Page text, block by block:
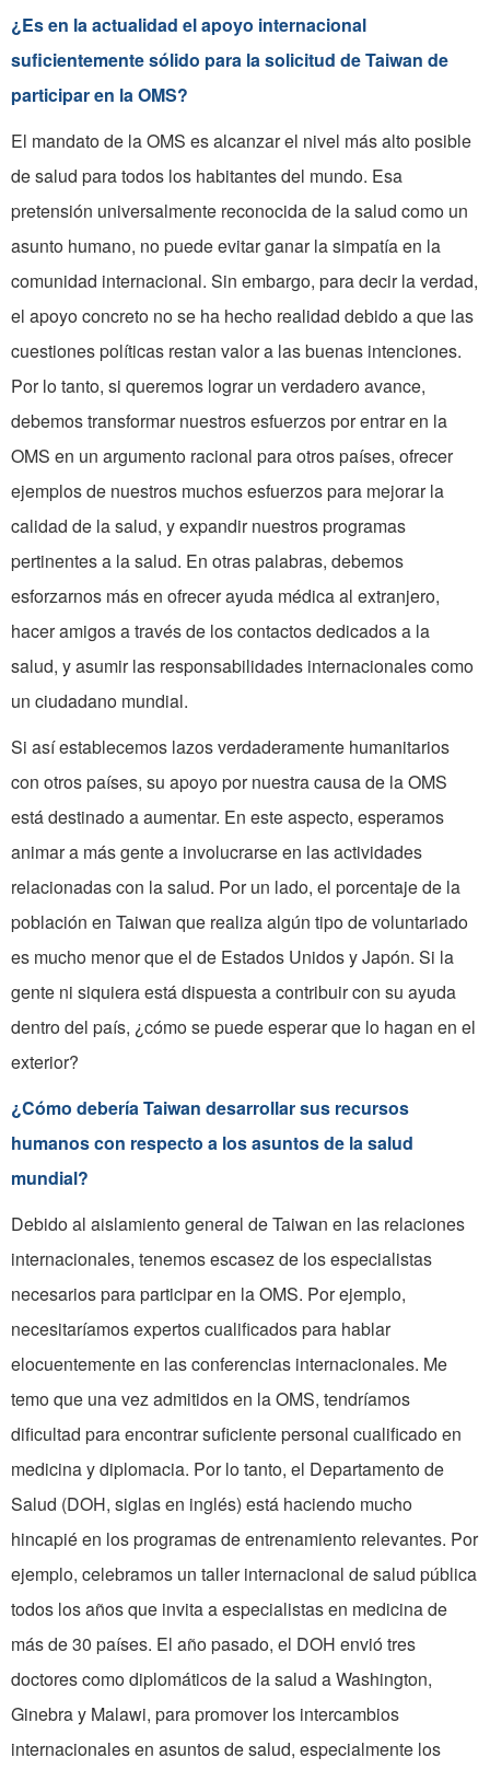
¿Es en la actualidad el apoyo internacional
suficientemente sólido para la solicitud de Taiwan de
participar en la OMS?
El mandato de la OMS es alcanzar el nivel más alto posible
de salud para todos los habitantes del mundo. Esa
pretensión universalmente reconocida de la salud como un
asunto humano, no puede evitar ganar la simpatía en la
comunidad internacional. Sin embargo, para decir la verdad,
el apoyo concreto no se ha hecho realidad debido a que las
cuestiones políticas restan valor a las buenas intenciones.
Por lo tanto, si queremos lograr un verdadero avance,
debemos transformar nuestros esfuerzos por entrar en la
OMS en un argumento racional para otros países, ofrecer
ejemplos de nuestros muchos esfuerzos para mejorar la
calidad de la salud, y expandir nuestros programas
pertinentes a la salud. En otras palabras, debemos
esforzarnos más en ofrecer ayuda médica al extranjero,
hacer amigos a través de los contactos dedicados a la
salud, y asumir las responsabilidades internacionales como
un ciudadano mundial.
Si así establecemos lazos verdaderamente humanitarios
con otros países, su apoyo por nuestra causa de la OMS
está destinado a aumentar. En este aspecto, esperamos
animar a más gente a involucrarse en las actividades
relacionadas con la salud. Por un lado, el porcentaje de la
población en Taiwan que realiza algún tipo de voluntariado
es mucho menor que el de Estados Unidos y Japón. Si la
gente ni siquiera está dispuesta a contribuir con su ayuda
dentro del país, ¿cómo se puede esperar que lo hagan en el
exterior?
¿Cómo debería Taiwan desarrollar sus recursos
humanos con respecto a los asuntos de la salud
mundial?
Debido al aislamiento general de Taiwan en las relaciones
internacionales, tenemos escasez de los especialistas
necesarios para participar en la OMS. Por ejemplo,
necesitaríamos expertos cualificados para hablar
elocuentemente en las conferencias internacionales. Me
temo que una vez admitidos en la OMS, tendríamos
dificultad para encontrar suficiente personal cualificado en
medicina y diplomacia. Por lo tanto, el Departamento de
Salud (DOH, siglas en inglés) está haciendo mucho
hincapié en los programas de entrenamiento relevantes. Por
ejemplo, celebramos un taller internacional de salud pública
todos los años que invita a especialistas en medicina de
más de 30 países. El año pasado, el DOH envió tres
doctores como diplomáticos de la salud a Washington,
Ginebra y Malawi, para promover los intercambios
internacionales en asuntos de salud, especialmente los